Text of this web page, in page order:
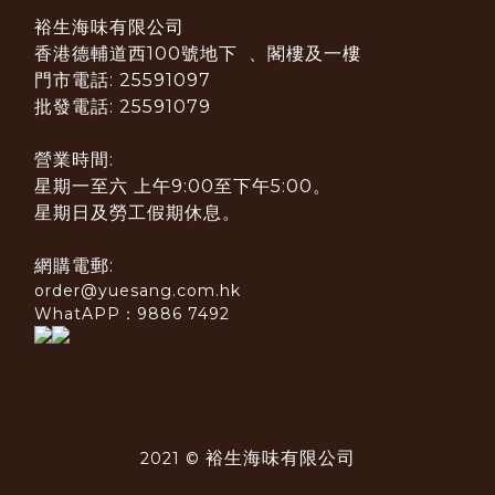
裕生海味有限公司
香港德輔道西100號地下 、閣樓及一樓
門市電話: 25591097
批發電話: 25591079
營業時間:
星期一至六 上午9:00至下午5:00。
星期日及勞工假期休息。
網購電郵:
order@yuesang.com.hk
WhatAPP：9886 7492
2021 © 裕生海味有限公司